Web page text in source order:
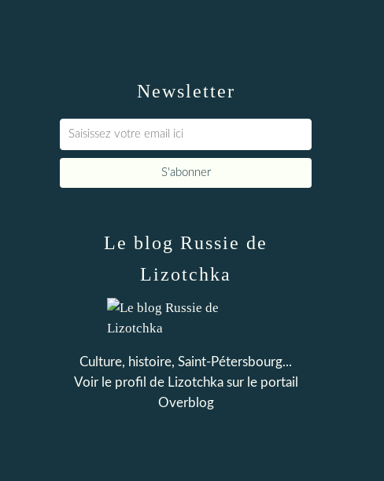
Newsletter
Le blog Russie de
Lizotchka
Culture, histoire, Saint-Pétersbourg...
Voir le profil de Lizotchkasur le portail
Overblog